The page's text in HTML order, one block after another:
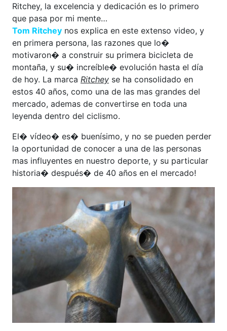
Ritchey, la excelencia y dedicación es lo primero
que pasa por mi mente…
Tom Ritchey nos explica en este extenso video, y
en primera persona, las razones que lo�
motivaron� a construir su primera bicicleta de
montaña, y su� increíble� evolución hasta el día
de hoy. La marca Ritchey se ha consolidado en
estos 40 años, como una de las mas grandes del
mercado, ademas de convertirse en toda una
leyenda dentro del ciclismo.
El� vídeo� es� buenísimo, y no se pueden perder
la oportunidad de conocer a una de las personas
mas influyentes en nuestro deporte, y su particular
historia� después� de 40 años en el mercado!